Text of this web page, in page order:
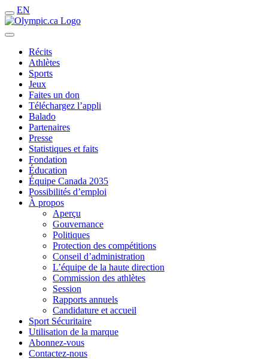
EN
Récits
Athlètes
Sports
Jeux
Faites un don
Téléchargez l’appli
Balado
Partenaires
Presse
Statistiques et faits
Fondation
Éducation
Équipe Canada 2035
Possibilités d’emploi
À propos
Aperçu
Gouvernance
Politiques
Protection des compétitions
Conseil d’administration
L’équipe de la haute direction
Commission des athlètes
Session
Rapports annuels
Candidature et accueil
Sport Sécuritaire
Utilisation de la marque
Abonnez-vous
Contactez-nous